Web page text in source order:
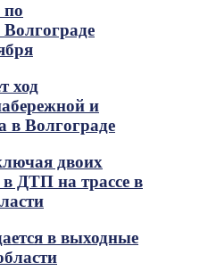
Волгограде
ход
и
в Волгограде
двоих
в ДТП на трассе в
в выходные